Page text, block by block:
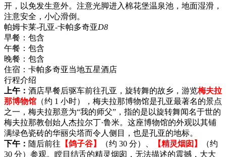
开，以免发生意外。注意光脚进入棉花堡温泉池，地面湿滑，
注意安全，小心滑倒。
帕姆卡莱-孔亚-卡帕多奇亚D8
早餐： 包含
午餐： 包含
晚餐： 包含
住宿： 卡帕多奇亚当地五星酒店
行程介绍
上午： 酒店早餐后驱车前往孔亚，旋转舞的故乡，游览梅夫拉
那博物馆 （约 1 小时），梅夫拉那博物馆是孔亚最著名的景点
之一，梅夫拉那意为“我的师父”，指的是以旋转舞闻名于世的
梅夫拉那教创始人杰拉尔丁·鲁米。这座博物馆的外观以其铺
满绿色瓷砖的华丽尖塔而令人侧目，也是孔亚的地标。
下午： 随后前往 【鸽子谷】 （约 30 分）、 【精灵烟囱】
（约
30 分）参观。瞠目结舌的精灵烟囱，无法描述的震撼，大大